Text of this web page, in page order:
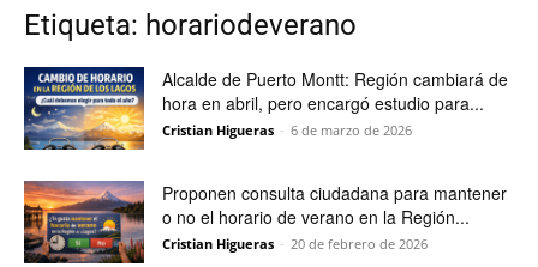
Etiqueta: horariodeverano
Alcalde de Puerto Montt: Región cambiará de
hora en abril, pero encargó estudio para...
Cristian Higueras - 6 de marzo de 2026
Proponen consulta ciudadana para mantener
o no el horario de verano en la Región...
Cristian Higueras - 20 de febrero de 2026